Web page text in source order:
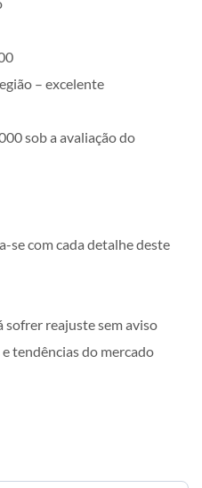
– excelente
sob a avaliação do
se com cada detalhe deste
reajuste sem aviso
tendências do mercado